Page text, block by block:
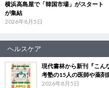
横浜高島屋で「韓国市場」がスター
が集結
2026年8月5日
ヘルスケア
現代書林から新刊『こ
考塾の15人の医師や薬剤
2026年8月5日